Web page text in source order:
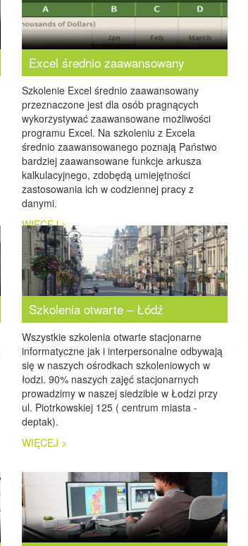
Excel średnio zaawansowany
Szkolenie Excel średnio zaawansowany
przeznaczone jest dla osób pragnących
wykorzystywać zaawansowane możliwości
programu Excel. Na szkoleniu z Excela
średnio zaawansowanego poznają Państwo
bardziej zaawansowane funkcje arkusza
kalkulacyjnego, zdobędą umiejętności
zastosowania ich w codziennej pracy z
danymi.
WIĘCEJ >
Szkolenia otwarte – Łódź
Wszystkie szkolenia otwarte stacjonarne
informatyczne jak i interpersonalne odbywają
się w naszych ośrodkach szkoleniowych w
łodzi. 90% naszych zajęć stacjonarnych
prowadzimy w naszej siedzibie w Łodzi przy
ul. Piotrkowskiej 125 ( centrum miasta -
deptak).
WIĘCEJ >